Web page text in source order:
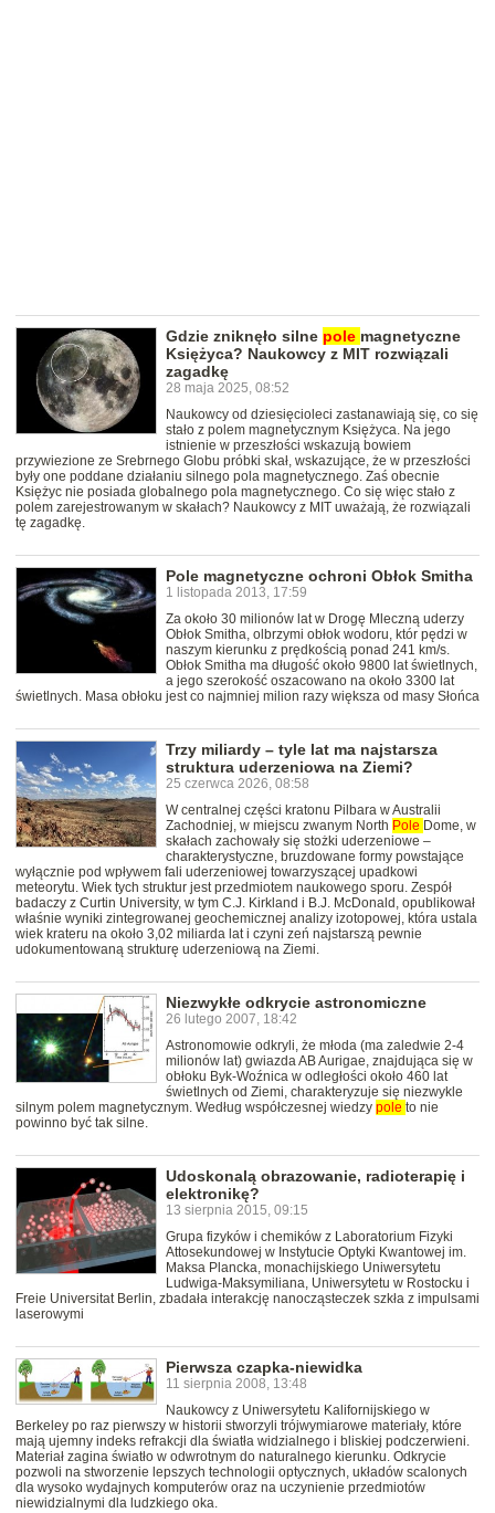
Gdzie zniknęło silne pole magnetyczne
Księżyca? Naukowcy z MIT rozwiązali
zagadkę
28 maja 2025, 08:52
Naukowcy od dziesięcioleci zastanawiają się, co się
stało z polem magnetycznym Księżyca. Na jego
istnienie w przeszłości wskazują bowiem
przywiezione ze Srebrnego Globu próbki skał, wskazujące, że w przeszłości
były one poddane działaniu silnego pola magnetycznego. Zaś obecnie
Księżyc nie posiada globalnego pola magnetycznego. Co się więc stało z
polem zarejestrowanym w skałach? Naukowcy z MIT uważają, że rozwiązali
tę zagadkę.
Pole magnetyczne ochroni Obłok Smitha
1 listopada 2013, 17:59
Za około 30 milionów lat w Drogę Mleczną uderzy
Obłok Smitha, olbrzymi obłok wodoru, któr pędzi w
naszym kierunku z prędkością ponad 241 km/s.
Obłok Smitha ma długość około 9800 lat świetlnych,
a jego szerokość oszacowano na około 3300 lat
świetlnych. Masa obłoku jest co najmniej milion razy większa od masy Słońca
Trzy miliardy – tyle lat ma najstarsza
struktura uderzeniowa na Ziemi?
25 czerwca 2026, 08:58
W centralnej części kratonu Pilbara w Australii
Zachodniej, w miejscu zwanym North Pole Dome, w
skałach zachowały się stożki uderzeniowe –
charakterystyczne, bruzdowane formy powstające
wyłącznie pod wpływem fali uderzeniowej towarzyszącej upadkowi
meteorytu. Wiek tych struktur jest przedmiotem naukowego sporu. Zespół
badaczy z Curtin University, w tym C.J. Kirkland i B.J. McDonald, opublikował
właśnie wyniki zintegrowanej geochemicznej analizy izotopowej, która ustala
wiek krateru na około 3,02 miliarda lat i czyni zeń najstarszą pewnie
udokumentowaną strukturę uderzeniową na Ziemi.
Niezwykłe odkrycie astronomiczne
26 lutego 2007, 18:42
Astronomowie odkryli, że młoda (ma zaledwie 2-4
milionów lat) gwiazda AB Aurigae, znajdująca się w
obłoku Byk-Woźnica w odległości około 460 lat
świetlnych od Ziemi, charakteryzuje się niezwykle
silnym polem magnetycznym. Według współczesnej wiedzy pole to nie
powinno być tak silne.
Udoskonalą obrazowanie, radioterapię i
elektronikę?
13 sierpnia 2015, 09:15
Grupa fizyków i chemików z Laboratorium Fizyki
Attosekundowej w Instytucie Optyki Kwantowej im.
Maksa Plancka, monachijskiego Uniwersytetu
Ludwiga-Maksymiliana, Uniwersytetu w Rostocku i
Freie Universitat Berlin, zbadała interakcję nanocząsteczek szkła z impulsami
laserowymi
Pierwsza czapka-niewidka
11 sierpnia 2008, 13:48
Naukowcy z Uniwersytetu Kalifornijskiego w
Berkeley po raz pierwszy w historii stworzyli trójwymiarowe materiały, które
mają ujemny indeks refrakcji dla światła widzialnego i bliskiej podczerwieni.
Materiał zagina światło w odwrotnym do naturalnego kierunku. Odkrycie
pozwoli na stworzenie lepszych technologii optycznych, układów scalonych
dla wysoko wydajnych komputerów oraz na uczynienie przedmiotów
niewidzialnymi dla ludzkiego oka.